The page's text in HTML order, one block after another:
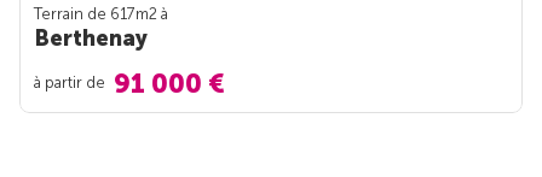
Terrain de 617m2 à
Berthenay
à partir de 91 000 €